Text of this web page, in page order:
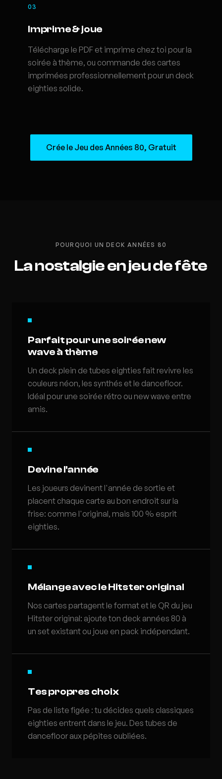
03
Imprime & joue
Télécharge le PDF et imprime chez toi pour la
soirée à thème, ou commande des cartes
imprimées professionnellement pour un deck
eighties solide.
Crée le Jeu des Années 80, Gratuit
POURQUOI UN DECK ANNÉES 80
La nostalgie en jeu de fête
Parfait pour une soirée new
wave à thème
Un deck plein de tubes eighties fait revivre les
couleurs néon, les synthés et le dancefloor.
Idéal pour une soirée rétro ou new wave entre
amis.
Devine l'année
Les joueurs devinent l'année de sortie et
placent chaque carte au bon endroit sur la
frise: comme l'original, mais 100 % esprit
eighties.
Mélange avec le Hitster original
Nos cartes partagent le format et le QR du jeu
Hitster original: ajoute ton deck années 80 à
un set existant ou joue en pack indépendant.
Tes propres choix
Pas de liste figée : tu décides quels classiques
eighties entrent dans le jeu. Des tubes de
dancefloor aux pépites oubliées.